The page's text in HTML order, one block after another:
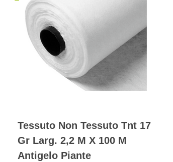
Tessuto Non Tessuto Tnt 17
Gr Larg. 2,2 M X 100 M
Antigelo Piante